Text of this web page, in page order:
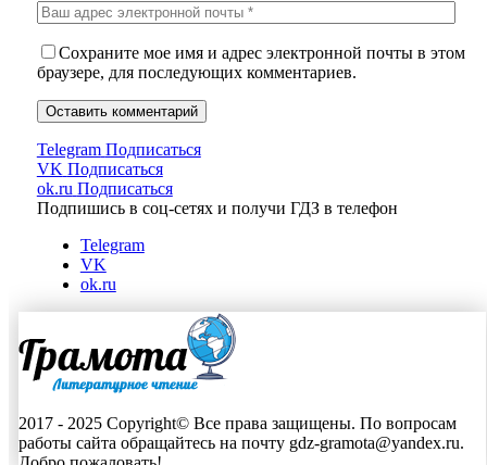
Сохраните мое имя и адрес электронной почты в этом
браузере, для последующих комментариев.
Telegram Подписаться
VK Подписаться
ok.ru Подписаться
Подпишись в соц-сетях и получи ГДЗ в телефон
Telegram
VK
ok.ru
2017 - 2025 Copyright© Все права защищены. По вопросам
работы сайта обращайтесь на почту gdz-gramota@yandex.ru.